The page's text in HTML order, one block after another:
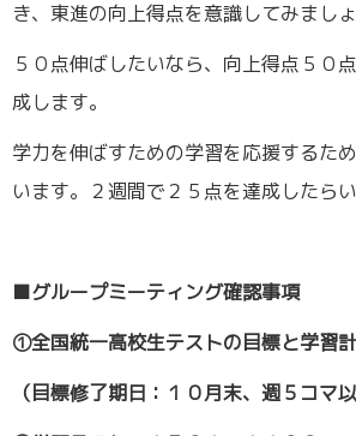
き、東進の向上得点を意識してみましょ
５０点伸ばしたいなら、向上得点５０
成します。
学力を伸ばすための学習を応援するた
います。２週間で２５点を達成したら
■グループミーティング確認事項
①全国統一高校生テストの目標と学習
（目標修了期日：１０月末、週５コマ